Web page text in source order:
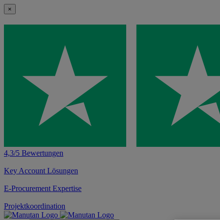
×
4,3/5 Bewertungen
Key Account Lösungen
E-Procurement Expertise
Projektkoordination